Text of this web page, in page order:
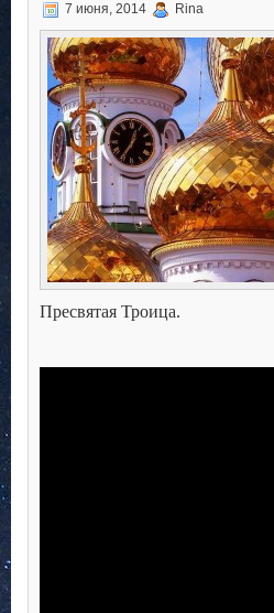
7 июня, 2014 Rina
Пресвятая Троица.